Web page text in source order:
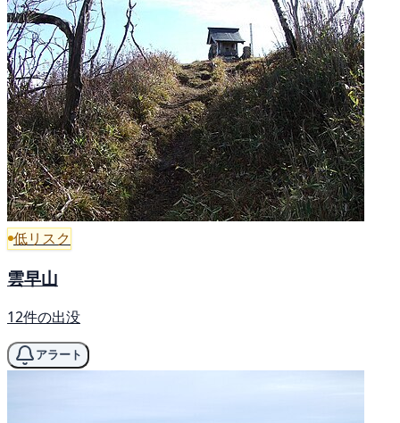
低リスク
雲早山
12件の出没
アラート